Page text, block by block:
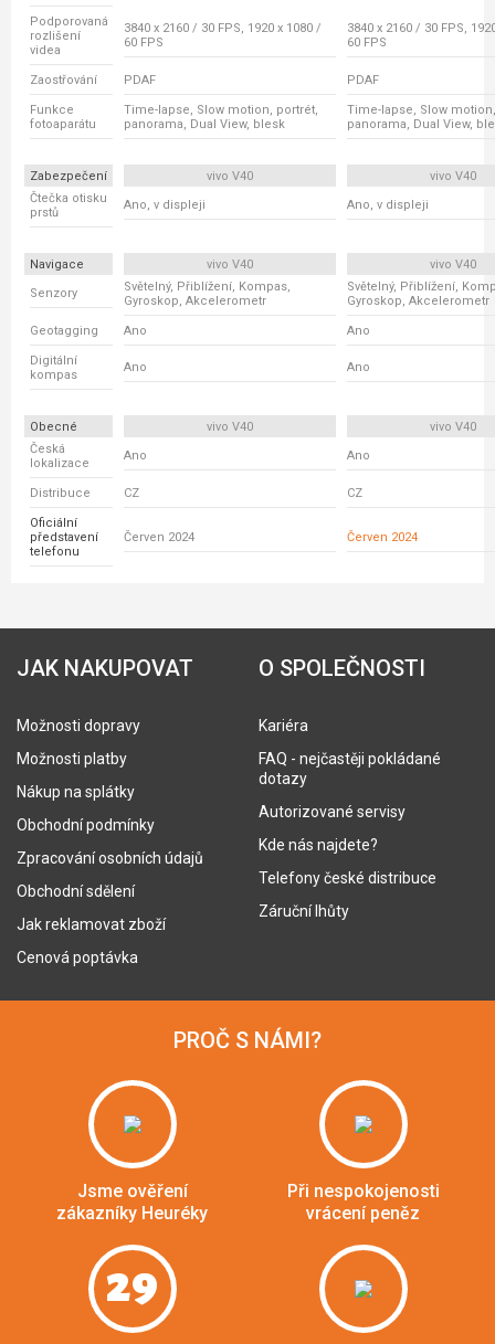
Podporovaná
rozlišení
videa
3840 x 2160 / 30 FPS, 1920 x 1080 /
60 FPS
3840 x 2160 / 30 FPS,
60 FPS
Zaostřování PDAF PDAF
Funkce
fotoaparátu
Time-lapse, Slow motion, portrét,
panorama, Dual View, blesk
Time-lapse, Slow
panorama, Dual View,
Zabezpečení vivo V40
vivo V40
Čtečka otisku
prstů
Ano, v displeji Ano, v displeji
Navigace vivo V40
vivo V40
Senzory
Světelný, Přiblížení, Kompas,
Gyroskop, Akcelerometr
Světelný, Přiblížení,
Gyroskop, Akcelerometr
Geotagging Ano Ano
Digitální
kompas
Ano Ano
Obecné vivo V40
vivo V40
Česká
lokalizace
Ano Ano
Distribuce CZ CZ
Oficiální
představení
telefonu
Červen 2024 Červen 2024
JAK NAKUPOVAT
Možnosti dopravy
Možnosti platby
Nákup na splátky
Obchodní podmínky
Zpracování osobních údajů
Obchodní sdělení
Jak reklamovat zboží
Cenová poptávka
O SPOLEČNOSTI
Kariéra
FAQ - nejčastěji pokládané
dotazy
Autorizované servisy
Kde nás najdete?
Telefony české distribuce
Záruční lhůty
PROČ S NÁMI?
Jsme ověření
zákazníky Heuréky
Při nespokojenosti
vrácení peněz
29